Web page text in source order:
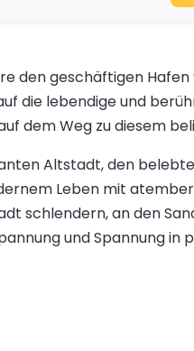
den geschäftigen
die lebendige und
dem Weg zu diesem
Altstadt, den
Leben mit
schlendern, an den
und Spannung in